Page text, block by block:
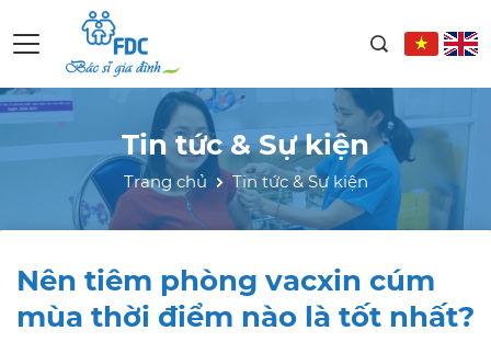
Tin tức & Sự kiện
Trang chủ Tin tức & Sự kiện
Nên tiêm phòng vacxin cúm
mùa thời điểm nào là tốt nhất?